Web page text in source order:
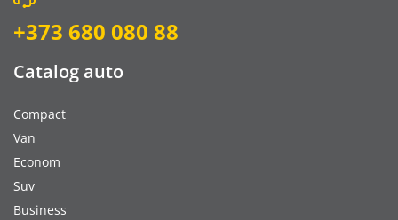
+373 680 080 88
Catalog auto
Compact
Van
Econom
Suv
Business